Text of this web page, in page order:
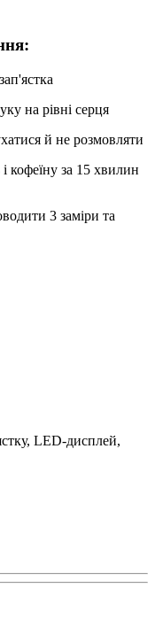
на рівні серця
й не розмовляти
кофеїну за 15 хвилин
3 заміри та
LED-дисплей,